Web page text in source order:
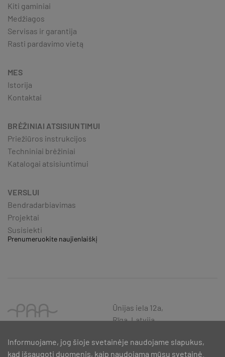
Kiti gaminiai
Medžiagos
Servisas ir garantija
Rasti pardavimo vietą
MES
Istorija
Kontaktai
BRĖŽINIAI ATSISIUNTIMUI
Priežiūros instrukcijos
Techniniai brėžiniai
Katalogai atsisiuntimui
VERSLUI
Bendradarbiavimas
Projektai
Susisiekti
Prenumeruokite naujienlaiškį
Ūnijas iela 12a,
Rīga, Latvija
Informuojame, jog šioje svetainėje naudojame slapukus,
kad išsaugoti duomenis, kaip naudojama mūsų svetainė.